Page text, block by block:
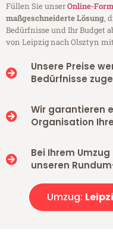
Füllen Sie unserOnline-
maßgeschneiderte Lösung,
Bedürfnisse und Ihr Budget
von Leipzig nach Olsztyn
Unsere Preise
Bedürfnisse
Wir garantieren
Organisation
Bei Ihrem
unseren
Umzug: